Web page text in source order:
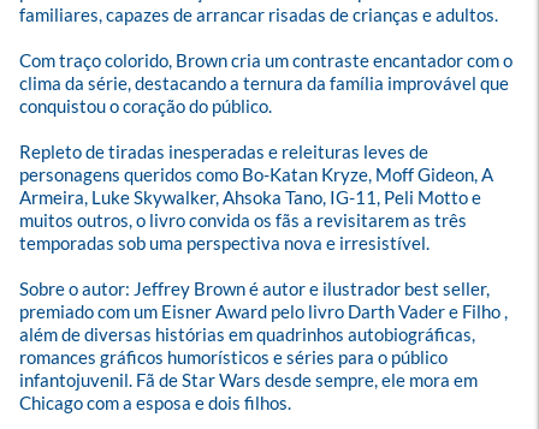
familiares, capazes de arrancar risadas de crianças e adultos.
Com traço colorido, Brown cria um contraste encantador com o
clima da série, destacando a ternura da família improvável que
conquistou o coração do público.
Repleto de tiradas inesperadas e releituras leves de
personagens queridos como Bo-Katan Kryze, Moff Gideon, A
Armeira, Luke Skywalker, Ahsoka Tano, IG-11, Peli Motto e
muitos outros, o livro convida os fãs a revisitarem as três
temporadas sob uma perspectiva nova e irresistível.
Sobre o autor: Jeffrey Brown é autor e ilustrador best seller,
premiado com um Eisner Award pelo livro Darth Vader e Filho ,
além de diversas histórias em quadrinhos autobiográficas,
romances gráficos humorísticos e séries para o público
infantojuvenil. Fã de Star Wars desde sempre, ele mora em
Chicago com a esposa e dois filhos.